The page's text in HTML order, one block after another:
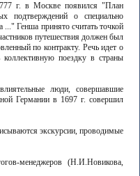
г. в Москве появился "План
подтверждений о специально
..." Генша принято считать точкой
путешествия должен был
по контракту. Речь идет о
поездку в страны
люди, совершавшие
Германии в 1697 г. совершил
экскурсии, проводимые
менеджеров (Н.И.Новикова,